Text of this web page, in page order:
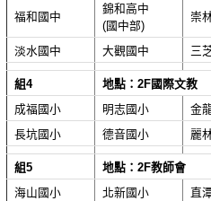
福和國中
錦和高中
(國中部)
崇
淡水國中 大觀國中 三
組4
地點：2F國際文教
成福國小
明志國小
金
長坑國小
德音國小 麗
組5
地點：2F教師會
海山國小
北新國小 直